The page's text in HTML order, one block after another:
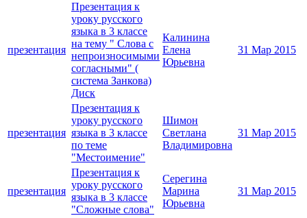
презентация
Презентация к
уроку русского
языка в 3 классе
на тему " Слова с
непроизносимыми
согласными" (
система Занкова)
Диск
Калинина
Елена
Юрьевна
31 Мар 2015
презентация
Презентация к
уроку русского
языка в 3 классе
по теме
"Местоимение"
Шимон
Светлана
Владимировна
31 Мар 2015
презентация
Презентация к
уроку русского
языка в 3 классе
"Сложные слова"
Серегина
Марина
Юрьевна
31 Мар 2015